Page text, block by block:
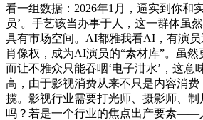
看一组数据：2026年1月，逼实到你和
员’。手艺该当办事于人，这一群体虽
具有市场空间。AI都雅我看AI，有演
肖像权，成为AI演员的“素材库”。虽
而让不雅众只能吞咽‘电子泔水’，这
高，由于影视消费从来不只是内容消
揽。影视行业需要打光师、摄影师、
吗？若是一个行业的焦点出产要素——